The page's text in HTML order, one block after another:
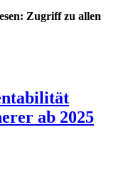
Zugriff zu allen
ab 2025